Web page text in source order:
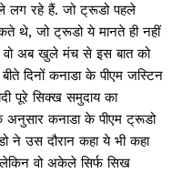
लग रहे हैं. जो ट्रूडो पहले
थे, जो ट्रूडो ये मानते ही नहीं
अब खुले मंच से इस बात को
दिनों कनाडा के पीएम जस्टिन
पूरे सिक्ख समुदाय का
के अनुसार कनाडा के पीएम ट्रूडो
ने उस दौरान कहा ये भी कहा
वो अकेले सिर्फ सिख